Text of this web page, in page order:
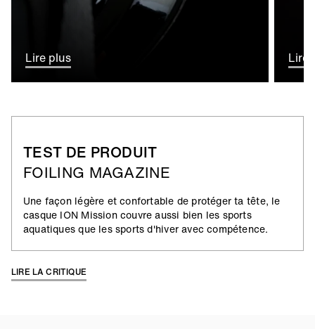
Lire plus Lire
TEST DE PRODUIT
FOILING MAGAZINE
Une façon légère et confortable de protéger ta tête, le
casque ION Mission couvre aussi bien les sports
aquatiques que les sports d'hiver avec compétence.
LIRE LA CRITIQUE